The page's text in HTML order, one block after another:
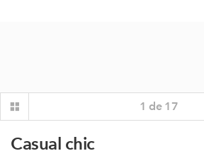
1 de 17
Casual chic